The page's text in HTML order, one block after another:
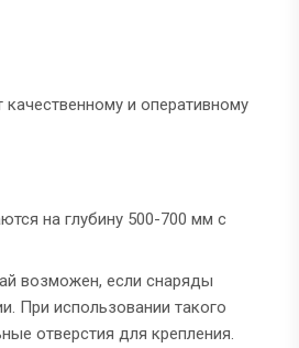
и оперативному
на глубину 500-700 мм с
возможен, если снаряды
При использовании такого
отверстия для крепления.